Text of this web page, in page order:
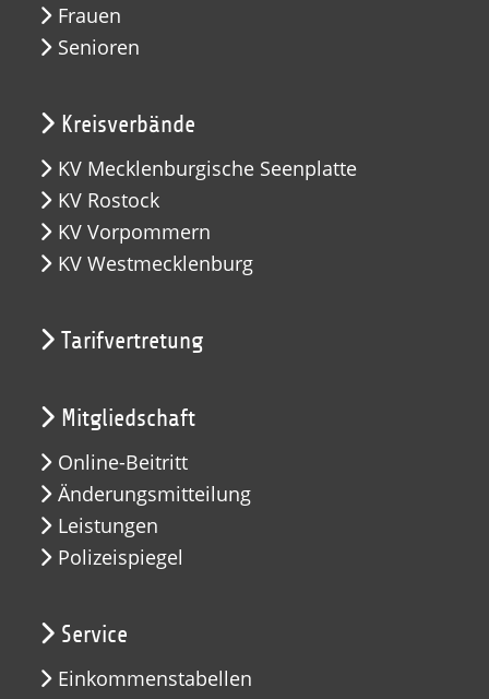
Frauen
Senioren
Kreisverbände
KV Mecklenburgische Seenplatte
KV Rostock
KV Vorpommern
KV Westmecklenburg
Tarifvertretung
Mitgliedschaft
Online-Beitritt
Änderungsmitteilung
Leistungen
Polizeispiegel
Service
Einkommenstabellen